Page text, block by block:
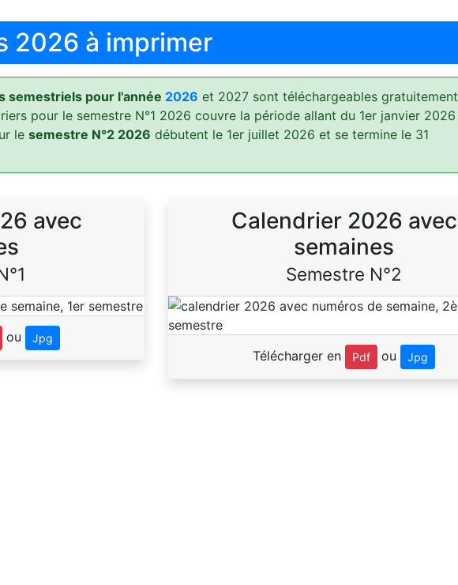
2026 à imprimer
semestriels pour l'année 2026 et 2027 sont téléchargeables gratuitement
pour le semestre N°1 2026 couvre la période allant du 1er janvier 2026
le semestre N°2 2026 débutent le 1er juillet 2026 et se termine le 31
avec
ou Jpg
Calendrier 2026 avec
semaines
Semestre N°2
Télécharger en Pdf ou Jpg